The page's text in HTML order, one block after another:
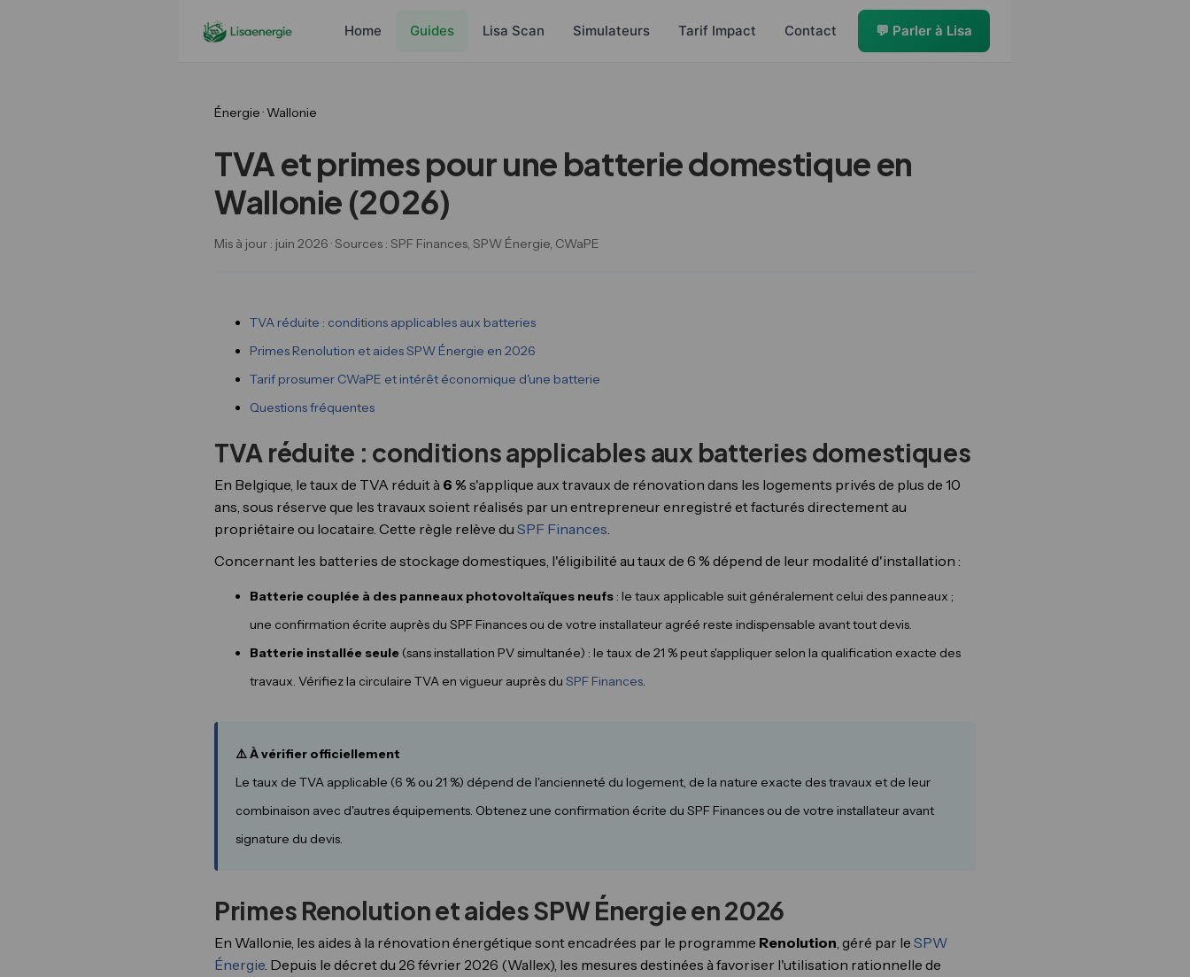
Home Guides Lisa Scan Simulateurs Tarif Impact Contact 💬 Parler à Lisa
Énergie · Wallonie
TVA et primes pour une batterie domestique en
Wallonie (2026)
Mis à jour : juin 2026 · Sources : SPF Finances, SPW Énergie, CWaPE
TVA réduite : conditions applicables aux batteries
Primes Renolution et aides SPW Énergie en 2026
Tarif prosumer CWaPE et intérêt économique d'une batterie
Questions fréquentes
TVA réduite : conditions applicables aux batteries domestiques
En Belgique, le taux de TVA réduit à 6 % s'applique aux travaux de rénovation dans les logements privés de plus de 10
ans, sous réserve que les travaux soient réalisés par un entrepreneur enregistré et facturés directement au
propriétaire ou locataire. Cette règle relève du SPF Finances.
Concernant les batteries de stockage domestiques, l'éligibilité au taux de 6 % dépend de leur modalité d'installation :
Batterie couplée à des panneaux photovoltaïques neufs : le taux applicable suit généralement celui des panneaux ;
une confirmation écrite auprès du SPF Finances ou de votre installateur agréé reste indispensable avant tout devis.
Batterie installée seule (sans installation PV simultanée) : le taux de 21 % peut s'appliquer selon la qualification exacte des
travaux. Vérifiez la circulaire TVA en vigueur auprès du SPF Finances.
⚠️ À vérifier officiellement
Le taux de TVA applicable (6 % ou 21 %) dépend de l'ancienneté du logement, de la nature exacte des travaux et de leur
combinaison avec d'autres équipements. Obtenez une confirmation écrite du SPF Finances ou de votre installateur avant
signature du devis.
Primes Renolution et aides SPW Énergie en 2026
En Wallonie, les aides à la rénovation énergétique sont encadrées par le programme Renolution, géré par le SPW
Énergie. Depuis le décret du 26 février 2026 (Wallex), les mesures destinées à favoriser l'utilisation rationnelle de